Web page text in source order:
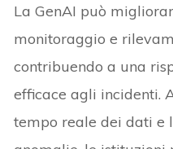
La GenAI può
monitoraggio e
contribuendo a una
efficace agli incidenti.
tempo reale dei dati e